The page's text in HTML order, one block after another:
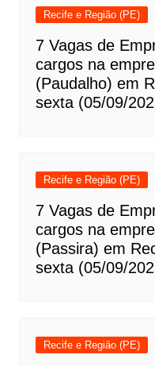
Recife e Região (PE)
7 Vagas de
cargos na
(Paudalho) em
sexta (05/09/
Recife e Região (PE)
7 Vagas de
cargos na
(Passira) em
sexta (05/09/
Recife e Região (PE)